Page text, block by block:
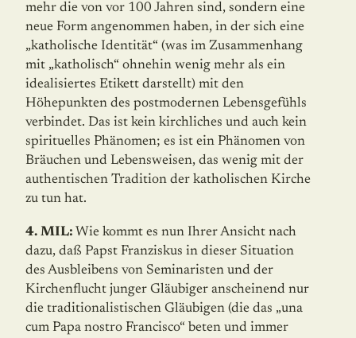
mehr die von vor 100 Jahren sind, sondern eine
neue Form angenommen haben, in der sich eine
„katholische Identität“ (was im Zusammenhang
mit „katholisch“ ohnehin wenig mehr als ein
idealisiertes Etikett darstellt) mit den
Höhepunkten des postmodernen Lebensgefühls
verbindet. Das ist kein kirchliches und auch kein
spirituelles Phänomen; es ist ein Phänomen von
Bräuchen und Lebensweisen, das wenig mit der
authentischen Tradition der katholischen Kirche
zu tun hat.
4. MIL: Wie kommt es nun Ihrer Ansicht nach
dazu, daß Papst Franziskus in dieser Situation
des Ausbleibens von Seminaristen und der
Kirchenflucht junger Gläubiger anscheinend nur
die traditionalistischen Gläubigen (die das „una
cum Papa nostro Francisco“ beten und immer